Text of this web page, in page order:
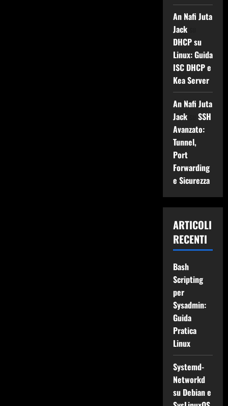
An Nafi Juta
Jacksu
DHCP su
Linux: Guida
ISC DHCP e
Kea Server
An Nafi Juta
Jacksu SSH
Avanzato:
Tunnel,
Port
Forwarding
e Sicurezza
ARTICOLI
RECENTI
Bash
Scripting
per
Sysadmin:
Guida
Pratica
Linux
Systemd-
Networkd
su Debian e